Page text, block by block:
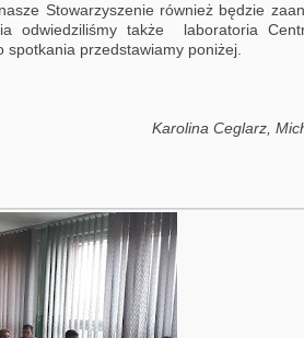
Stowarzyszenie również będzie
odwiedziliśmy także laboratoria
przedstawiamy poniżej.
Karolina Ceglarz,